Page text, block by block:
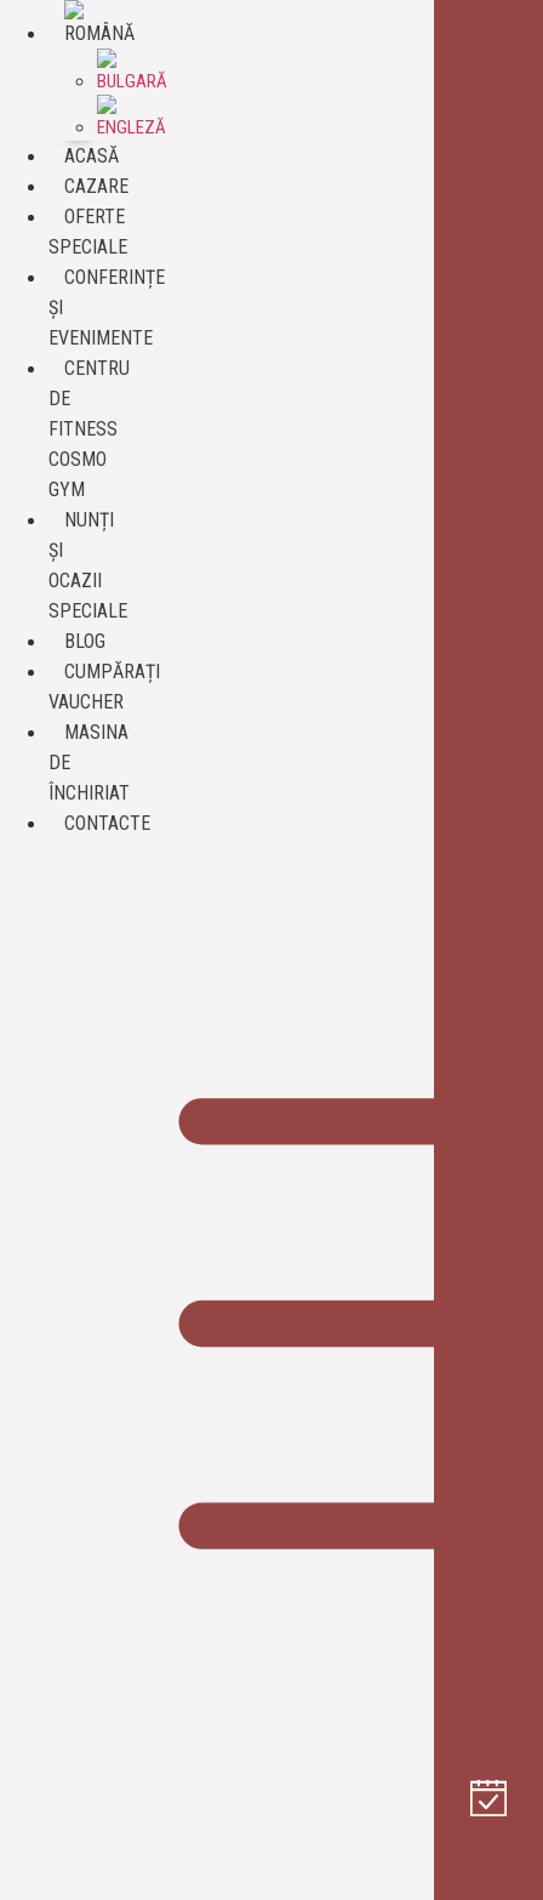
ACASĂ
CAZARE
OFERTE
SPECIALE
CONFERINȚE
ȘI
EVENIMENTE
CENTRU
DE
FITNESS
COSMO
GYM
NUNȚI
ȘI
OCAZII
SPECIALE
BLOG
CUMPĂRAȚI
VAUCHER
МАSINA
DE
ÎNCHIRIAT
CONTACTE